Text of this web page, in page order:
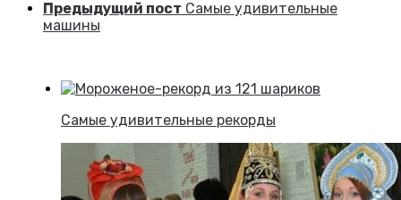
Предыдущий пост Самые удивительные
машины
Самые удивительные рекорды